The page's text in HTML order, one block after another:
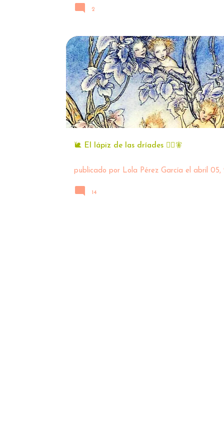
2
🐌 El lápiz de las dríades 🧚‍♀️🧚
publicado por Lola Pérez García el abril 05,
14